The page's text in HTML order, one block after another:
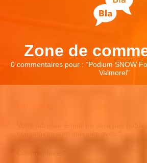
Zone de
0 commentaires pour : "Podium SNOW
Valmorel"
obligatoires sont indiqués avec